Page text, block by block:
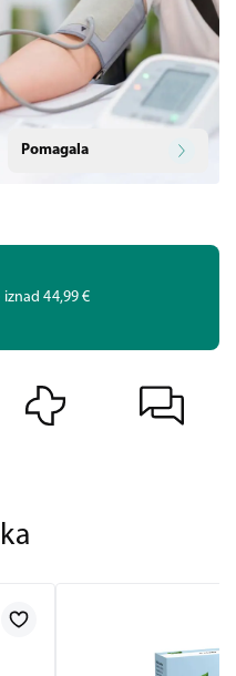
Pomagala
44,99 €